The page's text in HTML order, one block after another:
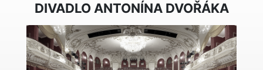
DIVADLO ANTONÍNA DVOŘÁKA